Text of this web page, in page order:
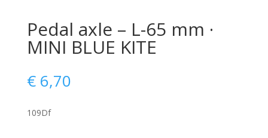
Pedal axle – L-65 mm ·
MINI BLUE KITE
€6,70
109Df